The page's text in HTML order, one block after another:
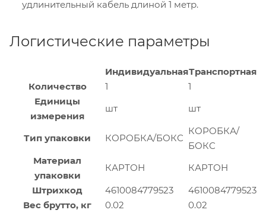
удлинительный кабель длиной 1 метр.
Логистические параметры
ИндивидуальнаяТранспортная
Количество
1
1
Единицы
измерения
шт шт
Тип упаковки КОРОБКА/БОКС
КОРОБКА/
БОКС
Материал
упаковки
КАРТОН
КАРТОН
Штрихкод
4610084779523
4610084779523
Вес брутто, кг
0.02
0.02